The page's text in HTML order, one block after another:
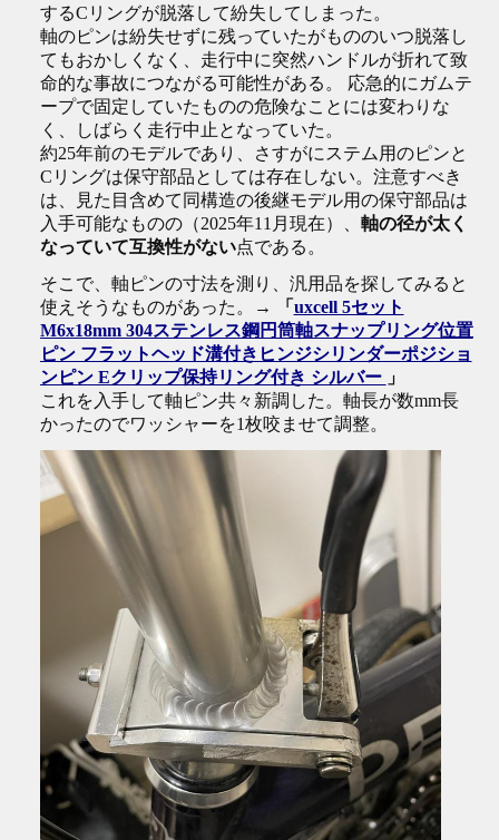
するCリングが脱落して紛失してしまった。
軸のピンは紛失せずに残っていたがもののいつ脱落し
てもおかしくなく、走行中に突然ハンドルが折れて致
命的な事故につながる可能性がある。 応急的にガムテ
ープで固定していたものの危険なことには変わりな
く、しばらく走行中止となっていた。
約25年前のモデルであり、さすがにステム用のピンと
Cリングは保守部品としては存在しない。注意すべき
は、見た目含めて同構造の後継モデル用の保守部品は
入手可能なものの（2025年11月現在）、 軸の径が太く
なっていて互換性がない点である。
そこで、軸ピンの寸法を測り、汎用品を探してみると
使えそうなものがあった。→
「 uxcell 5セット
M6x18mm 304ステンレス鋼円筒軸スナップリング位置
ピン フラットヘッド溝付きヒンジシリンダーポジショ
ンピン Eクリップ保持リング付き シルバー 」
これを入手して軸ピン共々新調した。軸長が数mm長
かったのでワッシャーを1枚咬ませて調整。